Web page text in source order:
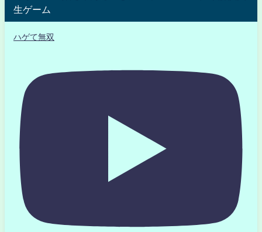
生ゲーム
ハゲて無双